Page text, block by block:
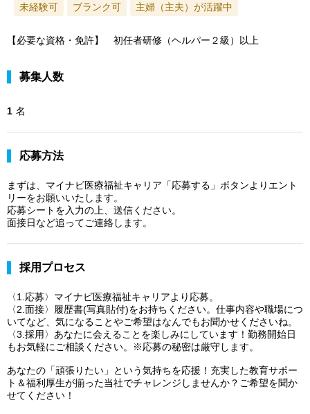
未経験可 ブランク可 主婦（主夫）が活躍中
【必要な資格・免許】 初任者研修（ヘルパー２級）以上
募集人数
1 名
応募方法
まずは、マイナビ医療福祉キャリア「応募する」ボタンよりエント
リーをお願いいたします。
応募シートを入力の上、送信ください。
面接日など追ってご連絡します。
採用プロセス
〈1.応募〉マイナビ医療福祉キャリアより応募。
〈2.面接〉履歴書(写真貼付)をお持ちください。仕事内容や職場につ
いてなど、気になることやご希望はなんでもお聞かせくださいね。
〈3.採用〉あなたに会えることを楽しみにしています！勤務開始日
もお気軽にご相談ください。※応募の秘密は厳守します。
あなたの「頑張りたい」という気持ちを応援！充実した教育サポー
ト＆福利厚生が揃った当社でチャレンジしませんか？ご希望を聞か
せてください！